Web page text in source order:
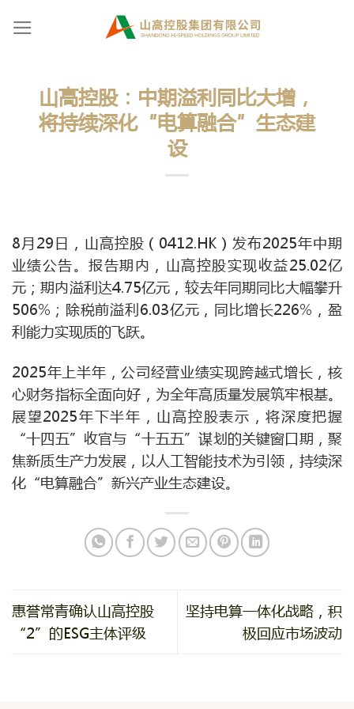
山高控股：中期溢利同比大增，
将持续深化“电算融合”生态建
设
8月29日，山高控股（0412.HK）发布2025年中期
业绩公告。报告期内，山高控股实现收益25.02亿
元；期内溢利达4.75亿元，较去年同期同比大幅攀升
506%；除税前溢利6.03亿元，同比增长226%，盈
利能力实现质的飞跃。
2025年上半年，公司经营业绩实现跨越式增长，核
心财务指标全面向好，为全年高质量发展筑牢根基。
展望2025年下半年，山高控股表示，将深度把握
“十四五”收官与“十五五”谋划的关键窗口期，聚
焦新质生产力发展，以人工智能技术为引领，持续深
化“电算融合”新兴产业生态建设。
惠誉常青确认山高控股
“2”的ESG主体评级
坚持电算一体化战略，积
极回应市场波动